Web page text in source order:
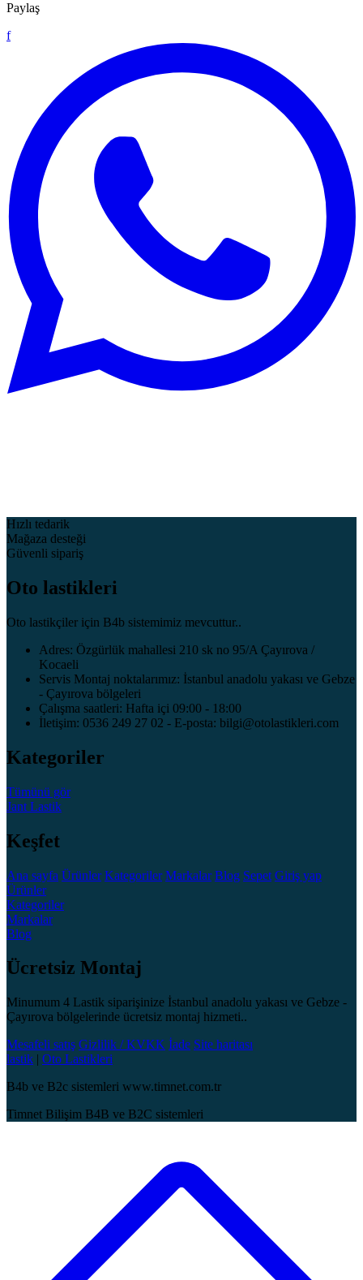
Paylaş
f
Hızlı tedarik
Mağaza desteği
Güvenli sipariş
Oto lastikleri
Oto lastikçiler için B4b sistemimiz mevcuttur..
Adres: Özgürlük mahallesi 210 sk no 95/A Çayırova /
Kocaeli
Servis Montaj noktalarımız: İstanbul anadolu yakası ve Gebze
- Çayırova bölgeleri
Çalışma saatleri: Hafta içi 09:00 - 18:00
İletişim: 0536 249 27 02 - E-posta: bilgi@otolastikleri.com
Kategoriler
Tümünü gör
Jant Lastik
Keşfet
Ana sayfa Ürünler Kategoriler Markalar Blog Sepet Giriş yap
Ürünler
Kategoriler
Markalar
Blog
Ücretsiz Montaj
Minumum 4 Lastik siparişinize İstanbul anadolu yakası ve Gebze -
Çayırova bölgelerinde ücretsiz montaj hizmeti..
Mesafeli satış Gizlilik / KVKK İade Site haritası
lastik | Oto Lastikleri
B4b ve B2c sistemleri www.timnet.com.tr
Timnet Bilişim B4B ve B2C sistemleri